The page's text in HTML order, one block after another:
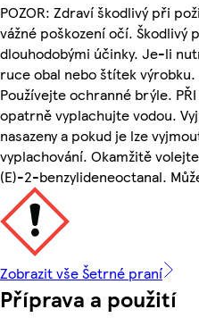
POZOR: Zdraví škodlivý při
vážné poškození očí. Škodlivý
dlouhodobými účinky. Je-li
ruce obal nebo štítek
Používejte ochranné brýle.
opatrně vyplachujte vodou.
nasazeny a pokud je lze
vyplachování. Okamžitě
(E)-2-benzylideneoctanal.
Zobrazit vše Šetrné praní
Příprava a použití